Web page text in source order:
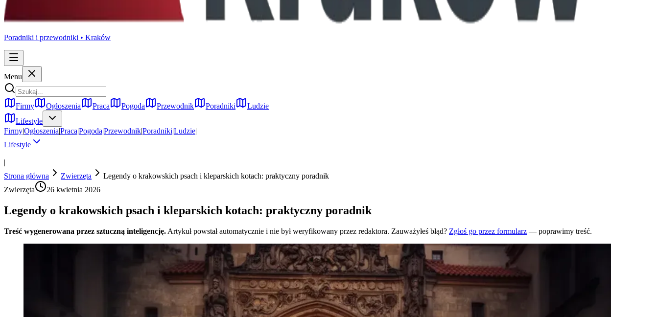
Poradniki i przewodniki • Kraków
Menu
Firmy Ogłoszenia Praca Pogoda Przewodnik Poradniki
Ludzie
Lifestyle
Firmy|Ogłoszenia|Praca|Pogoda|Przewodnik|Poradniki|Ludzie|
Lifestyle
|
Strona główna
Zwierzęta
Legendy o krakowskich psach i kleparskich kotach: praktyczny poradnik
Zwierzęta
26 kwietnia 2026
Legendy o krakowskich psach i kleparskich kotach: praktyczny poradnik
Treść wygenerowana przez sztuczną inteligencję. Artykuł powstał automatycznie i nie był weryfikowany przez redaktora. Zauważyłeś błąd? Zgłoś go przez formularz — poprawimy treść.